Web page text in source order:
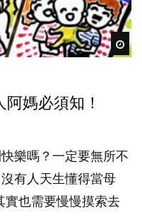
阿媽必須知！
樂嗎？一定要無所不
有人天生懂得當母
實也需要慢慢摸索去